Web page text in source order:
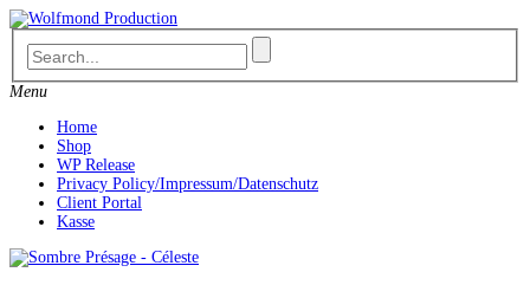
Skip
to
content
Menu
Home
Shop
WP Release
Privacy Policy/Impressum/Datenschutz
Client Portal
Kasse